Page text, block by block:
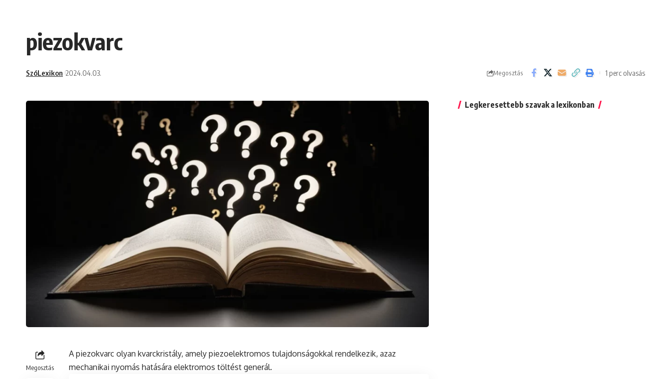
piezokvarc
SzóLexikon 2024.04.03. Megosztás 1 perc olvasás
Megosztás
A piezokvarc olyan kvarckristály, amely piezoelektromos tulajdonságokkal rendelkezik, azaz
mechanikai nyomás hatására elektromos töltést generál.
Legkeresettebb szavak a lexikonban